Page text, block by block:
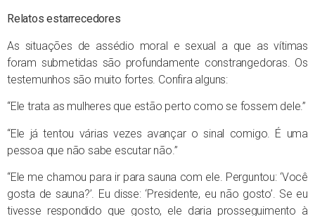
Relatos estarrecedores
As situações de assédio moral e sexual a que as vítimas
foram submetidas são profundamente constrangedoras. Os
testemunhos são muito fortes. Confira alguns:
“Ele trata as mulheres que estão perto como se fossem dele.”
“Ele já tentou várias vezes avançar o sinal comigo. É uma
pessoa que não sabe escutar não.”
“Ele me chamou para ir para sauna com ele. Perguntou: ‘Você
gosta de sauna?’. Eu disse: ‘Presidente, eu não gosto’. Se eu
tivesse respondido que gosto, ele daria prosseguimento à